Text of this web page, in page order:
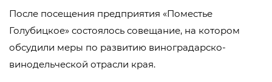
После посещения предприятия «Поместье
Голубицкое» состоялось совещание, на котором
обсудили меры по развитию виноградарско-
винодельческой отрасли края.